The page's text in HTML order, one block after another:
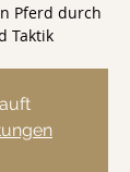
Pferd durch
Taktik